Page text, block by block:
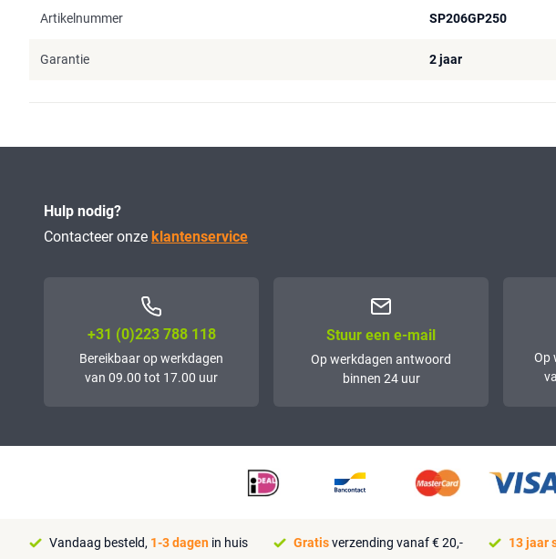
Artikelnummer SP206GP250
Garantie 2 jaar
Hulp nodig?
Contacteer onze klantenservice
+31 (0)223 788 118
Bereikbaar op werkdagen
van 09.00 tot 17.00 uur
Stuur een e-mail
Op werkdagen antwoord
binnen 24 uur
Op
Vandaag besteld, 1-3 dagen in huis Gratisverzending vanaf € 20,- 13 jaar